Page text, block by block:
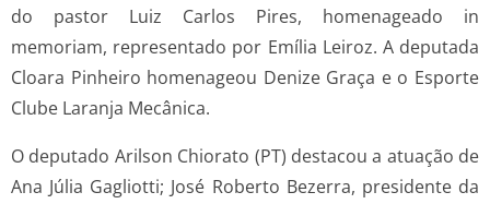
do pastor Luiz Carlos Pires, homenageado in
memoriam, representado por Emília Leiroz. A deputada
Cloara Pinheiro homenageou Denize Graça e o Esporte
Clube Laranja Mecânica.
O deputado Arilson Chiorato (PT) destacou a atuação de
Ana Júlia Gagliotti; José Roberto Bezerra, presidente da